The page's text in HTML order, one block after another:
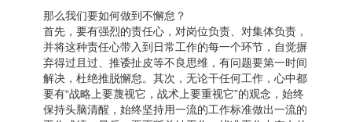
那么我们要如何做到不懈怠？
首先，要有强烈的责任心，对岗位负责、对集体负责，
并将这种责任心带入到日常工作的每一个环节，自觉摒
弃得过且过、推诿扯皮等不良思维，有问题要第一时间
解决，杜绝推脱懈怠。其次，无论干任何工作，心中都
要有“战略上要蔑视它，战术上要重视它”的观念，始终
保持头脑清醒，始终坚持用一流的工作标准做出一流的